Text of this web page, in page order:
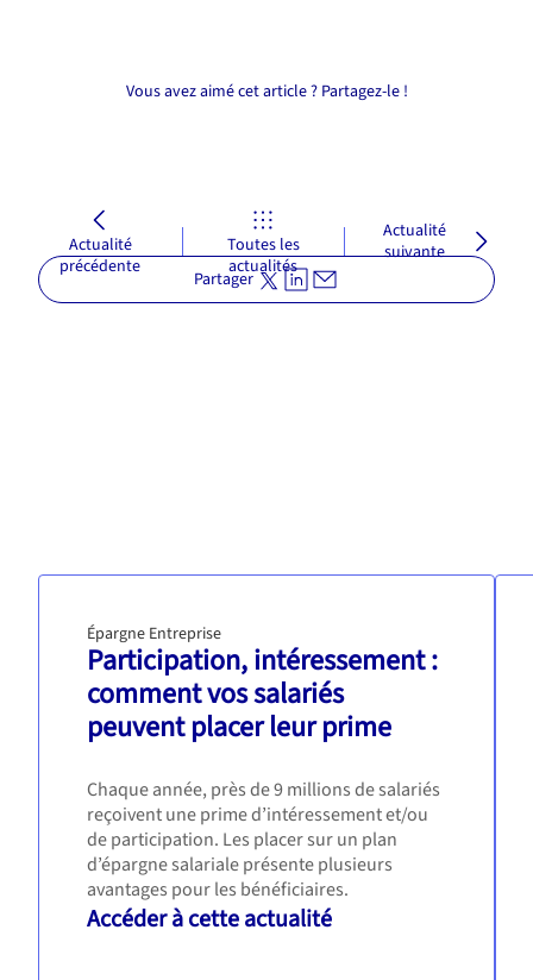
Vous avez aimé cet article ? Partagez-le !
Actualité
précédente
Toutes les
actualités
Actualité
suivante
Partager
Épargne Entreprise
Participation, intéressement :
comment vos salariés
peuvent placer leur prime
Chaque année, près de 9 millions de salariés
reçoivent une prime d’intéressement et/ou
de participation. Les placer sur un plan
d’épargne salariale présente plusieurs
avantages pour les bénéficiaires.
Accéder à cette actualité